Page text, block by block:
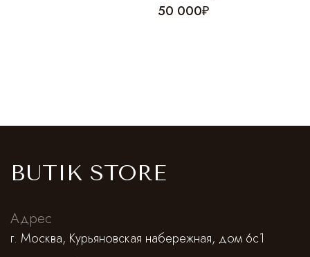
50 000₽
BUTIK STORE
Адрес
г. Москва, Курьяновская набережная, дом 6с1